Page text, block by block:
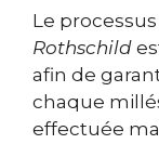
Le
Rothschild
afin de
chaque
effectuée